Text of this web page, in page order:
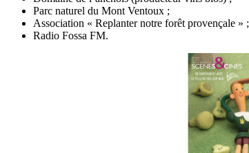
Parc naturel du Mont Ventoux ;
Association « Replanter notre forêt provençale » ;
Radio Fossa FM.